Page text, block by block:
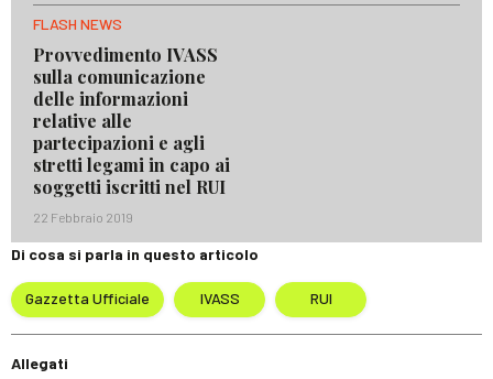
FLASH NEWS
Provvedimento IVASS
sulla comunicazione
delle informazioni
relative alle
partecipazioni e agli
stretti legami in capo ai
soggetti iscritti nel RUI
22 Febbraio 2019
Di cosa si parla in questo articolo
Gazzetta Ufficiale IVASS RUI
Allegati